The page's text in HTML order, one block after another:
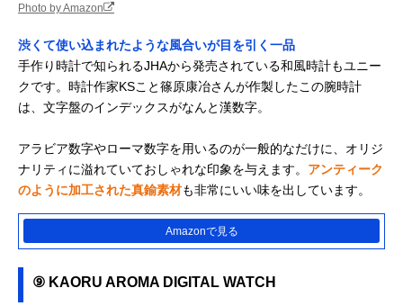
Photo by Amazon
渋くて使い込まれたような風合いが目を引く一品
手作り時計で知られるJHAから発売されている和風時計もユニー
クです。時計作家KSこと篠原康冶さんが作製したこの腕時計
は、文字盤のインデックスがなんと漢数字。
アラビア数字やローマ数字を用いるのが一般的なだけに、オリジ
ナリティに溢れていておしゃれな印象を与えます。 アンティーク
のように加工された真鍮素材も非常にいい味を出しています。
Amazonで見る
⑨ KAORU AROMA DIGITAL WATCH